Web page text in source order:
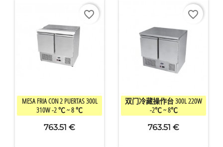
快速查看
MESA FRIA CON 2 PUERTAS 300L
310W -2 ℃ ~ 8 ℃
763.51 €
favorite_border
快速查看
双门冷藏操作台 300L 220W
-2℃ ~ 8℃
763.51 €
favorite_border